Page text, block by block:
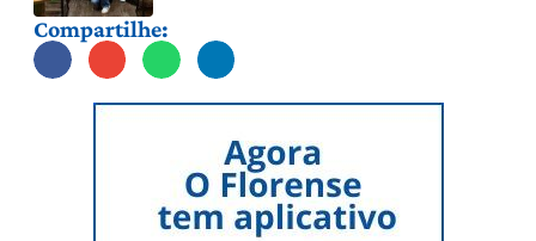
Compartilhe: